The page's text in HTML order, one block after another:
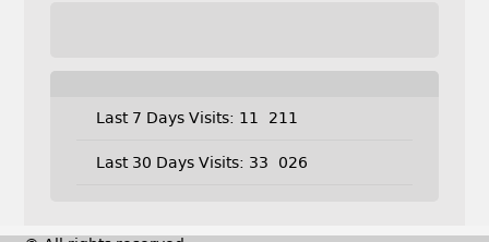
Last 7 Days Visits: 11 211
Last 30 Days Visits: 33 026